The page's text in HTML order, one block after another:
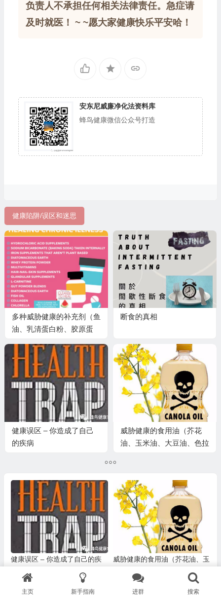
负责人不承担任何相关法律责任。急症请
及时就医！ ~ ~愿大家健康快乐平安哈！
安东尼威廉净化法资料库
蜂鸟健康微信公众号打造
健康陷阱/误区和迷思
多种威胁健康的补充剂（鱼
油、乳清蛋白粉、胶原蛋
断食的真相
健康误区 – 你造成了自己
的疾病
威胁健康的食用油（芥花
油、玉米油、大豆油、色拉
健康误区 – 你造成了自己的疾
威胁健康的食用油（芥花油、玉
米油、大豆油、色拉油、精制
油） & 什么样的食用油是安全
主页 新手指南 进群 搜索